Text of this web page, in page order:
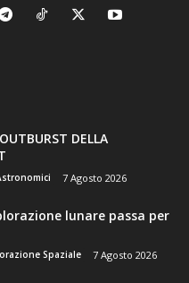
DELLA
7 Agosto 2026
lunare passa per
Spaziale 7 Agosto 2026